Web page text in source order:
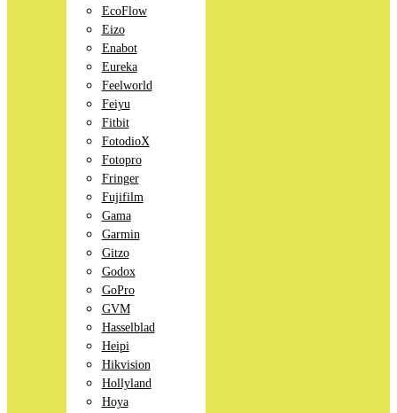
EcoFlow
Eizo
Enabot
Eureka
Feelworld
Feiyu
Fitbit
FotodioX
Fotopro
Fringer
Fujifilm
Gama
Garmin
Gitzo
Godox
GoPro
GVM
Hasselblad
Heipi
Hikvision
Hollyland
Hoya